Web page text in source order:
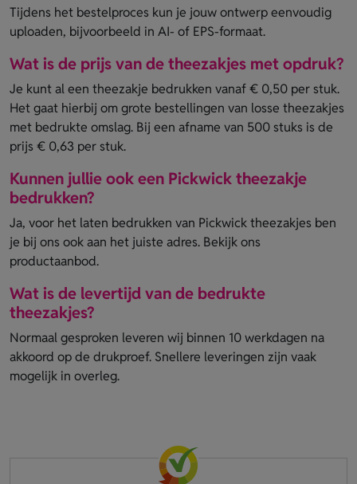
Tijdens het bestelproces kun je jouw ontwerp eenvoudig
uploaden, bijvoorbeeld in AI- of EPS-formaat.
Wat is de prijs van de theezakjes met opdruk?
Je kunt al een theezakje bedrukken vanaf € 0,50 per stuk.
Het gaat hierbij om grote bestellingen van losse theezakjes
met bedrukte omslag. Bij een afname van 500 stuks is de
prijs € 0,63 per stuk.
Kunnen jullie ook een Pickwick theezakje
bedrukken?
Ja, voor het laten bedrukken van Pickwick theezakjes ben
je bij ons ook aan het juiste adres. Bekijk ons
productaanbod.
Wat is de levertijd van de bedrukte
theezakjes?
Normaal gesproken leveren wij binnen 10 werkdagen na
akkoord op de drukproef. Snellere leveringen zijn vaak
mogelijk in overleg.